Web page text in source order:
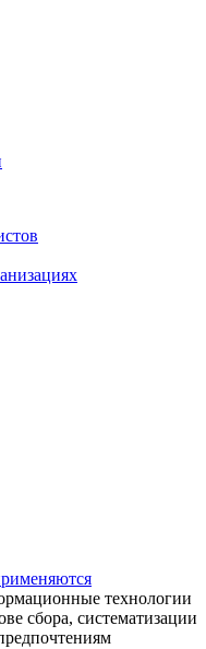
технологии
сбора, систематизации